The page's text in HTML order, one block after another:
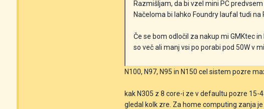
Razmišljam, da bi vzel mini PC
Načeloma bi lahko Foundry laufal tudi
Če se bom odločil za nakup mi GMKtec
so več ali manj vsi po porabi pod 50W v
N100, N97, N95 in N150 cel sistem pozre
kak N305 z 8 core-i ze v defaultu pozre 15-
gledal kolk zre. Za home computing zanja je